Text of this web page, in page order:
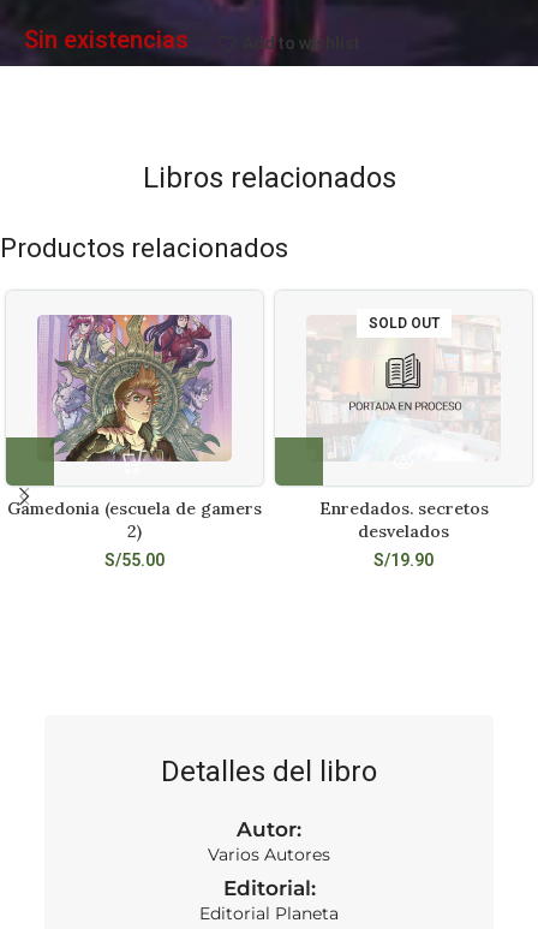
Sin existencias Add to wishlist
Libros relacionados
Productos relacionados
Gamedonia (escuela de gamers
2)
S/55.00
SOLD OUT
Enredados. secretos
desvelados
S/19.90
Detalles del libro
Autor:
Varios Autores
Editorial:
Editorial Planeta